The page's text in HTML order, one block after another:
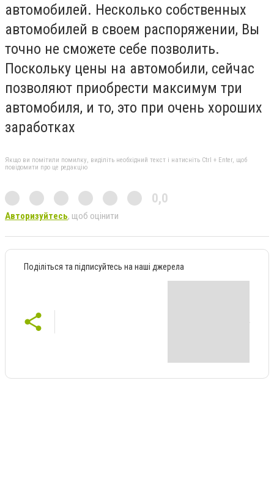
автомобилей. Несколько собственных
автомобилей в своем распоряжении, Вы
точно не сможете себе позволить.
Поскольку цены на автомобили, сейчас
позволяют приобрести максимум три
автомобиля, и то, это при очень хороших
заработках
Якщо ви помітили помилку, виділіть необхідний текст і натисніть Ctrl + Enter, щоб
повідомити про це редакцію
0,0
Авторизуйтесь, щоб оцінити
Поділіться та підписуйтесь на наші джерела